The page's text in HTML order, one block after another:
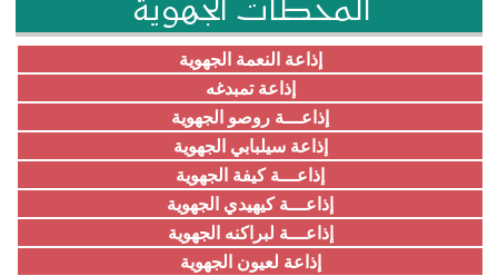
المحطات الجهوية
إذاعة النعمة الجهوية
إذاعة تمبدغه
إذاعـــة روصو الجهوية
إذاعة سيلبابي الجهوية
إذاعـــة كيفة الجهوية
إذاعـــة كيهيدي الجهوية
إذاعـــة لبراكنه الجهوية
إذاعة لعيون الجهوية